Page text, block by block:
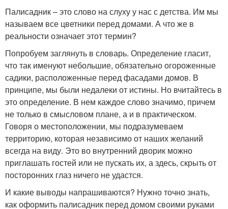
Палисадник – это слово на слуху у нас с детства. Им мы
называем все цветники перед домами. А что же в
реальности означает этот термин?
Попробуем заглянуть в словарь. Определение гласит,
что так именуют небольшие, обязательно огороженные
садики, расположенные перед фасадами домов. В
принципе, мы были недалеки от истины. Но вчитайтесь в
это определение. В нем каждое слово значимо, причем
не только в смысловом плане, а и в практическом.
Говоря о местоположении, мы подразумеваем
территорию, которая независимо от наших желаний
всегда на виду. Это во внутренний дворик можно
приглашать гостей или не пускать их, а здесь, скрыть от
посторонних глаз ничего не удастся.
И какие выводы напрашиваются? Нужно точно знать,
как оформить палисадник перед домом своими руками